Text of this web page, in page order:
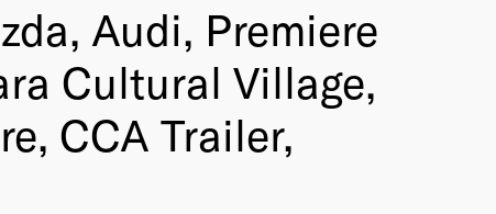
Audi, Premiere
Cultural Village,
CCA Trailer,